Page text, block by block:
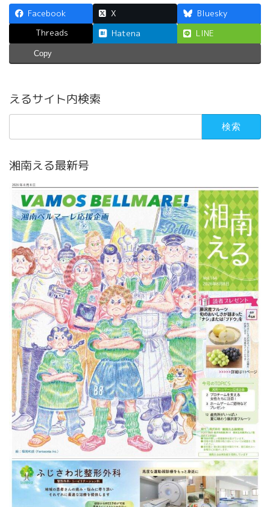
Facebook X
Bluesky
Threads
Hatena LINE
Copy
えるサイト内検索
湘南える最新号